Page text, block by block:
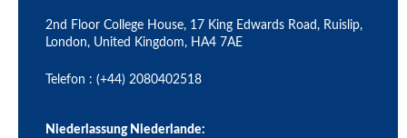
2nd Floor College House, 17 King Edwards Road, Ruislip,
London, United Kingdom, HA4 7AE
Telefon : (+44) 2080402518
Niederlassung Niederlande: